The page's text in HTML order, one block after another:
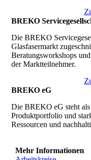
BREKO
Die BREKO
Glasfasermarkt
Beratungsworkshops
der Marktteilnehmer.
BREKO eG
Die BREKO eG steht
Produktportfolio und
Ressourcen und
Mehr Informationen